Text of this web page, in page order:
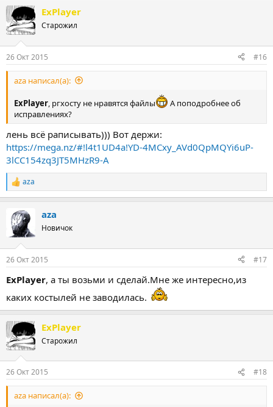
ExPlayer
Старожил
26 Окт 2015 #16
aza написал(а):
ExPlayer , ргхосту не нравятся файлы
А поподробнее об
исправлениях?
лень всё раписывать))) Вот держи:
https://mega.nz/#!l4t1UD4a!YD-4MCxy_AVd0QpMQYi6uP-
3lCC154zq3JT5MHzR9-A
Р
е
к
ц
и
aza
aza
Новичок
26 Окт 2015 #17
ExPlayer, а ты возьми и сделай.Мне же интересно,из
каких костылей не заводилась.
ExPlayer
Старожил
26 Окт 2015 #18
aza написал(а):